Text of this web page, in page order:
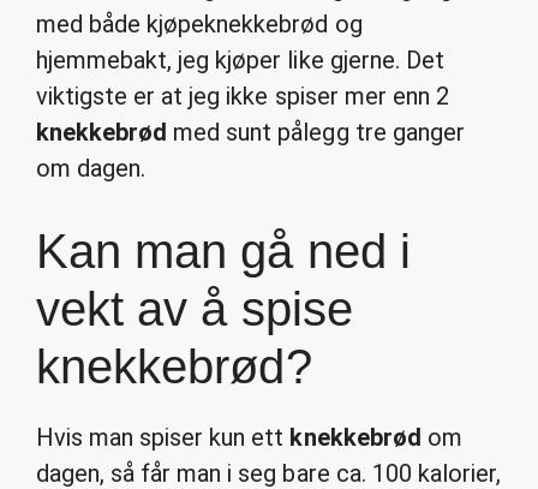
med både kjøpeknekkebrød og
hjemmebakt, jeg kjøper like gjerne. Det
viktigste er at jeg ikke spiser mer enn 2
knekkebrød med sunt pålegg tre ganger
om dagen.
Kan man gå ned i
vekt av å spise
knekkebrød?
Hvis man spiser kun ett knekkebrød om
dagen, så får man i seg bare ca. 100 kalorier,